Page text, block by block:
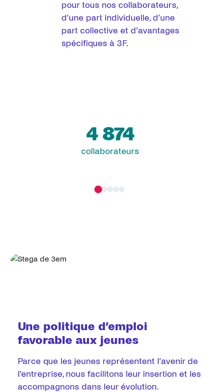
pour tous nos collaborateurs,
d’une part individuelle, d’une
part collective et d’avantages
spécifiques à 3F.
4 874
collaborateurs
Une politique d’emploi
favorable aux jeunes
Parce que les jeunes représentent l’avenir de
l’entreprise, nous facilitons leur insertion et les
accompagnons dans leur évolution.